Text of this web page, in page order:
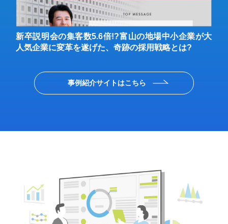
新卒説明会の集客数5.6倍!?富山の地場中小企業が大
人気企業に変革を遂げた、奇跡の採用戦略とは?
事例紹介サイトはこちら